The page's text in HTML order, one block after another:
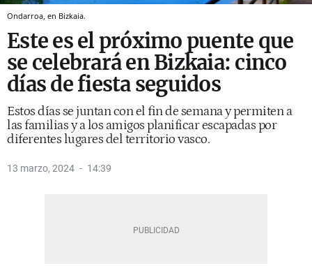
Ondarroa, en Bizkaia.
Este es el próximo puente que
se celebrará en Bizkaia: cinco
días de fiesta seguidos
Estos días se juntan con el fin de semana y permiten a
las familias y a los amigos planificar escapadas por
diferentes lugares del territorio vasco.
13 marzo, 2024 14:39